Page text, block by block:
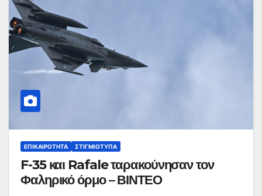
ΕΠΙΚΑΙΡΌΤΗΤΑ ΣΤΙΓΜΙΌΤΥΠΑ
F-35 και Rafale ταρακούνησαν τον
Φαληρικό όρμο – ΒΙΝΤΕΟ